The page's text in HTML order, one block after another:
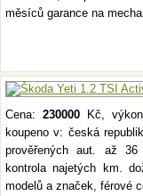
měsíců garance na
Cena: 230000Kč, výkon
koupeno v: česká
prověřených aut. až
kontrola najetých km.
modelů a značek, férové